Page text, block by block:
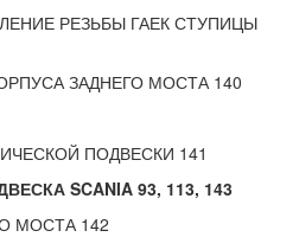
РЕЗЬБЫ ГАЕК СТУПИЦЫ
ЗАДНЕГО МОСТА 140
ПОДВЕСКИ 141
SCANIA 93, 113, 143
МОСТА 142